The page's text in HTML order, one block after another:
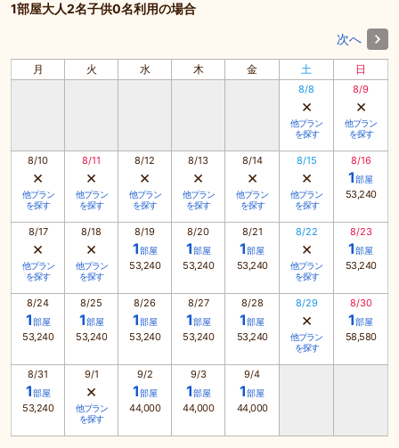
1部屋大人2名子供0名利用の場合
次へ
月 火 水 木 金 土 日
8/8
×
他プラン
を探す
8/9
×
他プラン
を探す
8/10
×
他プラン
を探す
8/11
×
他プラン
を探す
8/12
×
他プラン
を探す
8/13
×
他プラン
を探す
8/14
×
他プラン
を探す
8/15
×
他プラン
を探す
8/16
1部屋
53,240
8/17
×
他プラン
を探す
8/18
×
他プラン
を探す
8/19
1部屋
53,240
8/20
1部屋
53,240
8/21
1部屋
53,240
8/22
×
他プラン
を探す
8/23
1部屋
53,240
8/24
1部屋
53,240
8/25
1部屋
53,240
8/26
1部屋
53,240
8/27
1部屋
53,240
8/28
1部屋
53,240
8/29
×
他プラン
を探す
8/30
1部屋
58,580
8/31
1部屋
53,240
9/1
×
他プラン
を探す
9/2
1部屋
44,000
9/3
1部屋
44,000
9/4
1部屋
44,000